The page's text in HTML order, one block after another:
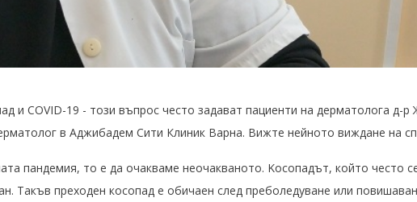
и COVID-19 - този въпрос често задават пациенти на дерматолога д-р
в Аджибадем Сити Клиник Варна. Вижте нейното виждане на
пандемия, то е да очакваме неочакваното. Kосопадът, който често
Такъв преходен косопад е обичаен след преболедуване или